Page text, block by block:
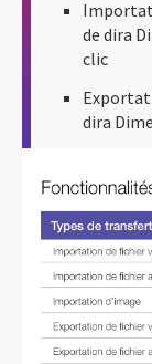
de dira
clic
dira